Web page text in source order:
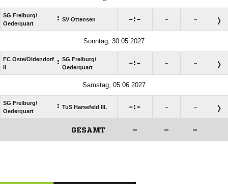
SG Freiburg/​
Oederquart
: SV Ottensen : – –
Sonntag, 30.05.2027
FC Oste/​Oldendorf : SG Freiburg/​
Oederquart
: – –
Samstag, 05.06.2027
SG Freiburg/​
Oederquart
: TuS Harsefeld III. : – –
GESAMT – – –